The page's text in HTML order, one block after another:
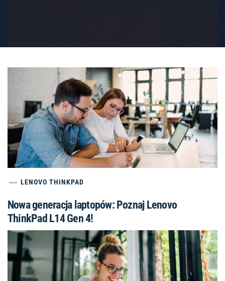
LENOVO THINKPAD
Nowa generacja laptopów: Poznaj Lenovo
ThinkPad L14 Gen 4!